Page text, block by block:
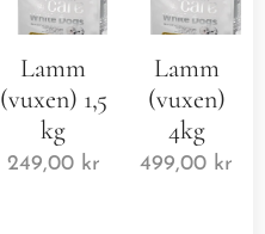
Lamm
(vuxen) 1,5
kg
249,00kr
Lamm
(vuxen)
4kg
499,00 kr